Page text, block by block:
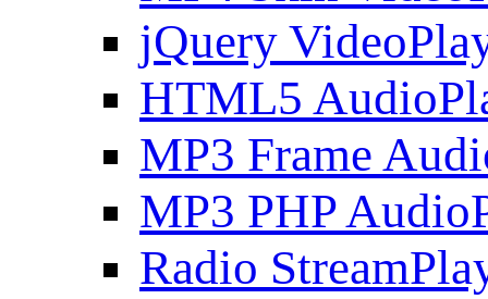
jQuery
HTML5
MP3 Frame
MP3 PHP
Radio